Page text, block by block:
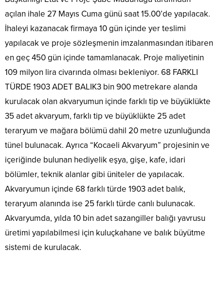
açılan ihale 27 Mayıs Cuma günü saat 15.00’de yapılacak.
İhaleyi kazanacak firmaya 10 gün içinde yer teslimi
yapılacak ve proje sözleşmenin imzalanmasından itibaren
en geç 450 gün içinde tamamlanacak. Proje maliyetinin
109 milyon lira civarında olması bekleniyor. 68 FARKLI
TÜRDE 1903 ADET BALIK3 bin 900 metrekare alanda
kurulacak olan akvaryumun içinde farklı tip ve büyüklükte
35 adet akvaryum, farklı tip ve büyüklükte 25 adet
teraryum ve mağara bölümü dahil 20 metre uzunluğunda
tünel bulunacak. Ayrıca “Kocaeli Akvaryum” projesinin ve
içeriğinde bulunan hediyelik eşya, gişe, kafe, idari
bölümler, teknik alanlar gibi üniteler de yapılacak.
Akvaryumun içinde 68 farklı türde 1903 adet balık,
teraryum alanında ise 25 farklı türde canlı bulunacak.
Akvaryumda, yılda 10 bin adet sazangiller balığı yavrusu
üretimi yapılabilmesi için kuluçkahane ve balık büyütme
sistemi de kurulacak.